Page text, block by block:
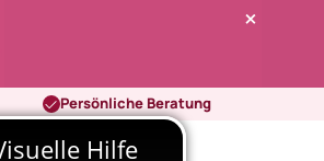
Persönliche Beratung